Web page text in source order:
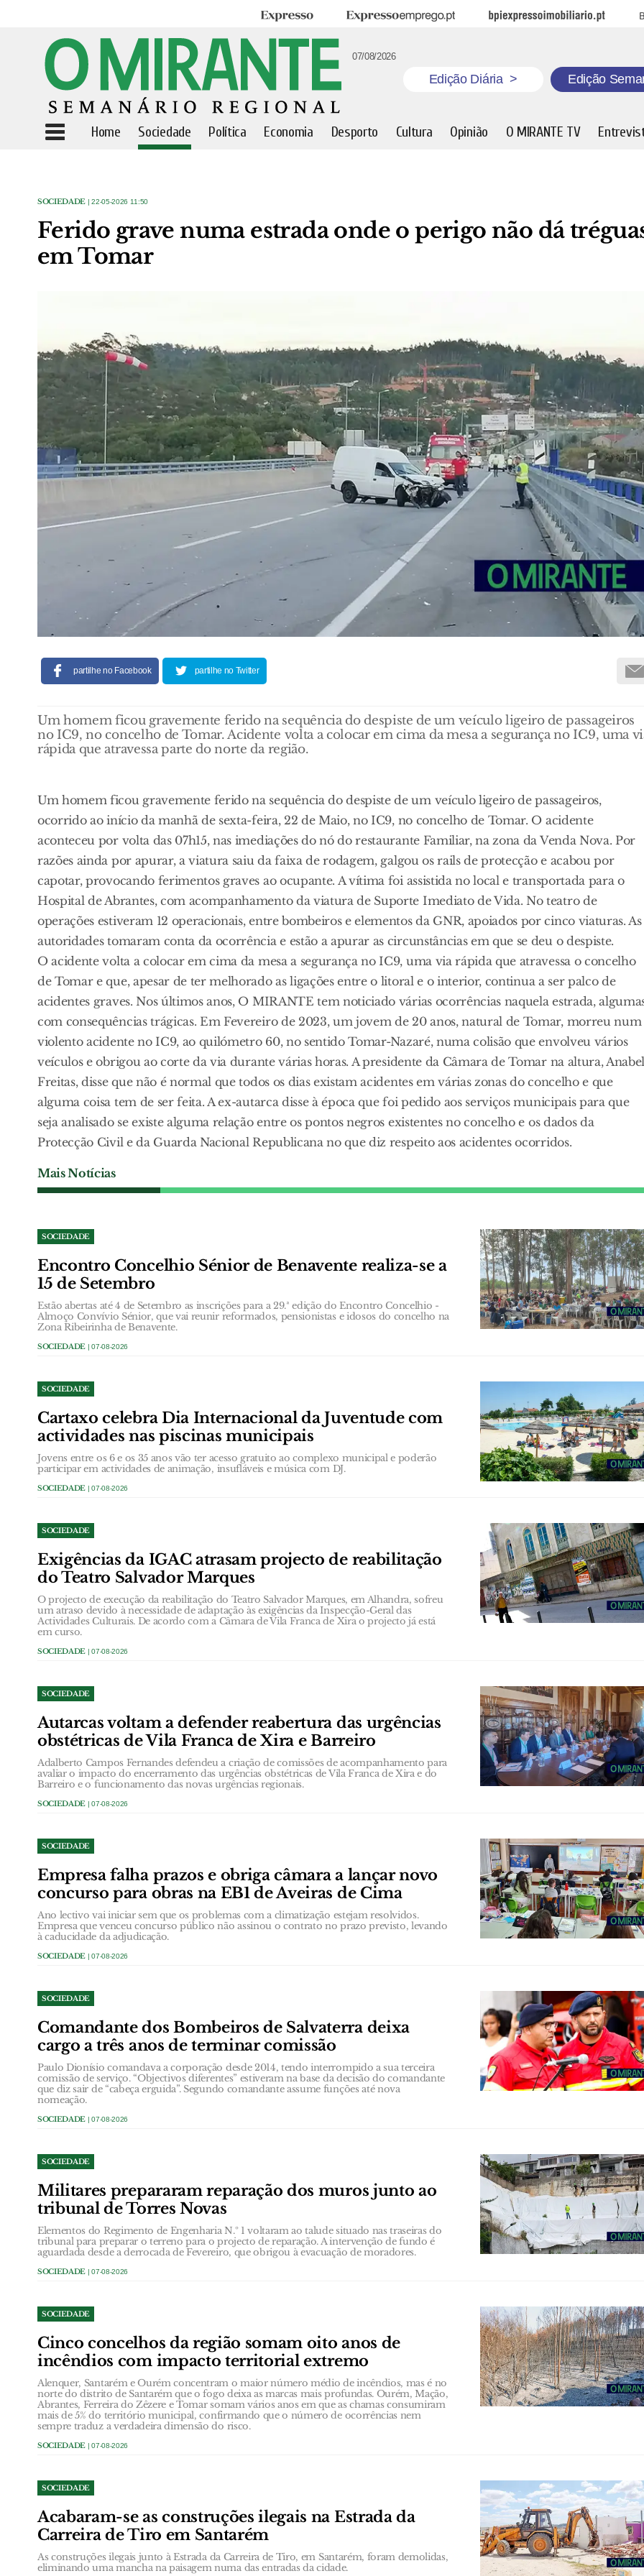
Expresso Expresso Emprego BPI Expresso Imobiliário
07/08/2026
Edição Diária > Edição
Home Sociedade Política Economia Desporto Cultura Opinião O MIRANTE TV
SOCIEDADE | 22-05-2026 11:50
Ferido grave numa estrada onde o perigo não dá
em Tomar
partilhe no Facebook partilhe no Twitter
Um homem ficou gravemente ferido na sequência do despiste de um veículo ligeiro de passageiros
no IC9, no concelho de Tomar. Acidente volta a colocar em cima da mesa a segurança no IC9, uma
rápida que atravessa parte do norte da região.
Um homem ficou gravemente ferido na sequência do despiste de um veículo ligeiro de passageiros,
ocorrido ao início da manhã de sexta-feira, 22 de Maio, no IC9, no concelho de Tomar. O acidente
aconteceu por volta das 07h15, nas imediações do nó do restaurante Familiar, na zona da Venda Nova. Por
razões ainda por apurar, a viatura saiu da faixa de rodagem, galgou os rails de protecção e acabou por
capotar, provocando ferimentos graves ao ocupante. A vítima foi assistida no local e transportada para o
Hospital de Abrantes, com acompanhamento da viatura de Suporte Imediato de Vida. No teatro de
operações estiveram 12 operacionais, entre bombeiros e elementos da GNR, apoiados por cinco viaturas. As
autoridades tomaram conta da ocorrência e estão a apurar as circunstâncias em que se deu o despiste.
O acidente volta a colocar em cima da mesa a segurança no IC9, uma via rápida que atravessa o concelho
de Tomar e que, apesar de ter melhorado as ligações entre o litoral e o interior, continua a ser palco de
acidentes graves. Nos últimos anos, O MIRANTE tem noticiado várias ocorrências naquela estrada,
com consequências trágicas. Em Fevereiro de 2023, um jovem de 20 anos, natural de Tomar, morreu num
violento acidente no IC9, ao quilómetro 60, no sentido Tomar-Nazaré, numa colisão que envolveu vários
veículos e obrigou ao corte da via durante várias horas. A presidente da Câmara de Tomar na altura,
Freitas, disse que não é normal que todos os dias existam acidentes em várias zonas do concelho e que
alguma coisa tem de ser feita. A ex-autarca disse à época que foi pedido aos serviços municipais para que
seja analisado se existe alguma relação entre os pontos negros existentes no concelho e os dados da
Protecção Civil e da Guarda Nacional Republicana no que diz respeito aos acidentes ocorridos.
Mais Notícias
SOCIEDADE
Encontro Concelhio Sénior de Benavente realiza-se a
15 de Setembro
Estão abertas até 4 de Setembro as inscrições para a 29.ª edição do Encontro Concelhio -
Almoço Convívio Sénior, que vai reunir reformados, pensionistas e idosos do concelho na
Zona Ribeirinha de Benavente.
SOCIEDADE | 07-08-2026
SOCIEDADE
Cartaxo celebra Dia Internacional da Juventude com
actividades nas piscinas municipais
Jovens entre os 6 e os 35 anos vão ter acesso gratuito ao complexo municipal e poderão
participar em actividades de animação, insufláveis e música com DJ.
SOCIEDADE | 07-08-2026
SOCIEDADE
Exigências da IGAC atrasam projecto de reabilitação
do Teatro Salvador Marques
O projecto de execução da reabilitação do Teatro Salvador Marques, em Alhandra, sofreu
um atraso devido à necessidade de adaptação às exigências da Inspecção-Geral das
Actividades Culturais. De acordo com a Câmara de Vila Franca de Xira o projecto já está
em curso.
SOCIEDADE | 07-08-2026
SOCIEDADE
Autarcas voltam a defender reabertura das urgências
obstétricas de Vila Franca de Xira e Barreiro
Adalberto Campos Fernandes defendeu a criação de comissões de acompanhamento para
avaliar o impacto do encerramento das urgências obstétricas de Vila Franca de Xira e do
Barreiro e o funcionamento das novas urgências regionais.
SOCIEDADE | 07-08-2026
SOCIEDADE
Empresa falha prazos e obriga câmara a lançar novo
concurso para obras na EB1 de Aveiras de Cima
Ano lectivo vai iniciar sem que os problemas com a climatização estejam resolvidos.
Empresa que venceu concurso público não assinou o contrato no prazo previsto, levando
à caducidade da adjudicação.
SOCIEDADE | 07-08-2026
SOCIEDADE
Comandante dos Bombeiros de Salvaterra deixa
cargo a três anos de terminar comissão
Paulo Dionísio comandava a corporação desde 2014, tendo interrompido a sua terceira
comissão de serviço. “Objectivos diferentes” estiveram na base da decisão do comandante
que diz sair de “cabeça erguida”. Segundo comandante assume funções até nova
nomeação.
SOCIEDADE | 07-08-2026
SOCIEDADE
Militares prepararam reparação dos muros junto ao
tribunal de Torres Novas
Elementos do Regimento de Engenharia N.º 1 voltaram ao talude situado nas traseiras do
tribunal para preparar o terreno para o projecto de reparação. A intervenção de fundo é
aguardada desde a derrocada de Fevereiro, que obrigou à evacuação de moradores.
SOCIEDADE | 07-08-2026
SOCIEDADE
Cinco concelhos da região somam oito anos de
incêndios com impacto territorial extremo
Alenquer, Santarém e Ourém concentram o maior número médio de incêndios, mas é no
norte do distrito de Santarém que o fogo deixa as marcas mais profundas. Ourém, Mação,
Abrantes, Ferreira do Zêzere e Tomar somam vários anos em que as chamas consumiram
mais de 5% do território municipal, confirmando que o número de ocorrências nem
sempre traduz a verdadeira dimensão do risco.
SOCIEDADE | 07-08-2026
SOCIEDADE
Acabaram-se as construções ilegais na Estrada da
Carreira de Tiro em Santarém
As construções ilegais junto à Estrada da Carreira de Tiro, em Santarém, foram demolidas,
eliminando uma mancha na paisagem numa das entradas da cidade.